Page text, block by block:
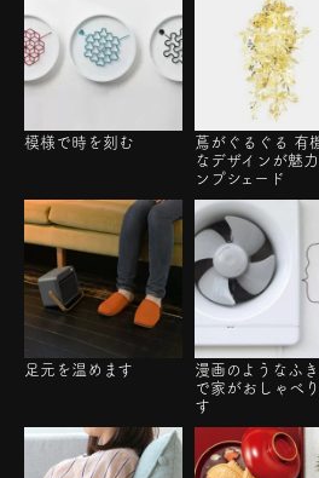
模様で時を刻む
蔦がぐるぐる 有
なデザインが魅
ンプシェード
足元を温めます
漫画のようなふ
で家がおしゃべ
す